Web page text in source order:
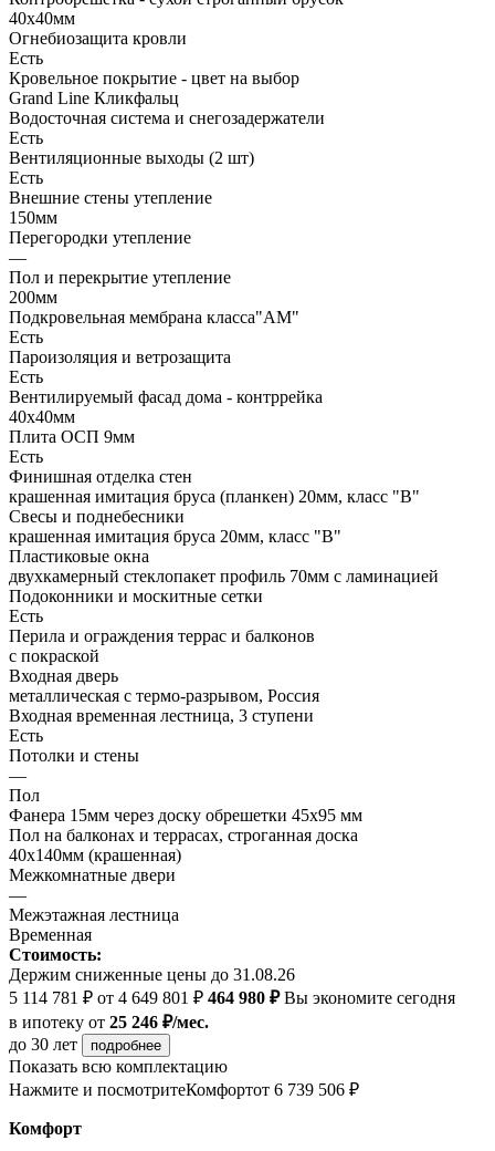
40х40мм
Огнебиозащита кровли
Есть
Кровельное покрытие - цвет на выбор
Grand Line Кликфальц
Водосточная система и снегозадержатели
Есть
Вентиляционные выходы (2 шт)
Есть
Внешние стены утепление
150мм
Перегородки утепление
—
Пол и перекрытие утепление
200мм
Подкровельная мембрана класса"АМ"
Есть
Пароизоляция и ветрозащита
Есть
Вентилируемый фасад дома - контррейка
40х40мм
Плита ОСП 9мм
Есть
Финишная отделка стен
крашенная имитация бруса (планкен) 20мм, класс "В"
Свесы и поднебесники
крашенная имитация бруса 20мм, класс "В"
Пластиковые окна
двухкамерный стеклопакет профиль 70мм с ламинацией
Подоконники и москитные сетки
Есть
Перила и ограждения террас и балконов
с покраской
Входная дверь
металлическая с термо-разрывом, Россия
Входная временная лестница, 3 ступени
Есть
Потолки и стены
—
Пол
Фанера 15мм через доску обрешетки 45х95 мм
Пол на балконах и террасах, строганная доска
40х140мм (крашенная)
Межкомнатные двери
—
Межэтажная лестница
Временная
Стоимость:
Держим сниженные цены до 31.08.26
5 114 781 ₽ от 4 649 801 ₽ 464 980 ₽Вы экономите сегодня
в ипотеку от 25 246 ₽/мес.
до 30 лет
подробнее
Показать всю комплектацию
Нажмите и посмотритеКомфортот 6 739 506 ₽
Комфорт